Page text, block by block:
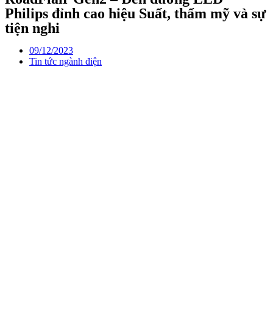
Philips đỉnh cao hiệu Suất, thẩm mỹ và sự
tiện nghi
09/12/2023
Tin tức ngành điện